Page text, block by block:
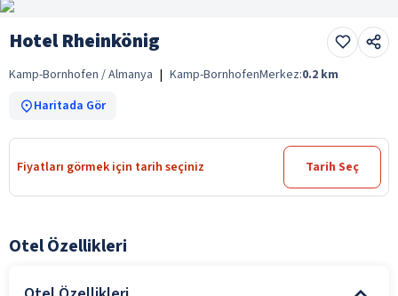
Hotel Rheinkönig
Kamp-Bornhofen / Almanya | Kamp-BornhofenMerkez:0.2 km
Haritada Gör
Fiyatları görmek için tarih seçiniz Tarih Seç
Otel Özellikleri